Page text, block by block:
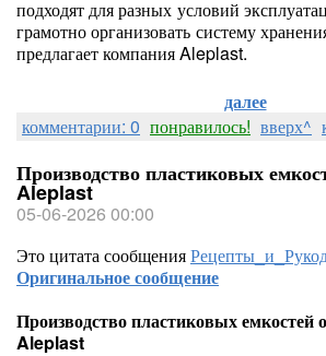
подходят для разных условий
грамотно организовать систему
предлагает компания Aleplast.
далее
комментарии: 0 понравилось! вверх^
Производство пластиковых
Aleplast
05-06-2026 00:00
Это цитата сообщения
Оригинальное сообщение
Производство пластиковых емкостей
Aleplast